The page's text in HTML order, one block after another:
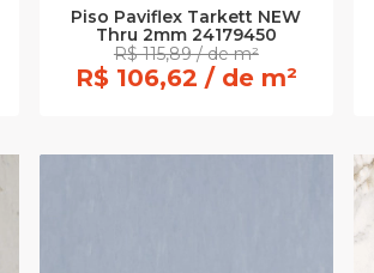
Piso Paviflex Tarkett NEW
Thru 2mm 24179450
R$ 115,89 / de m²
R$ 106,62 / de m²